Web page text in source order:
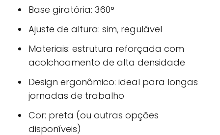
Base giratória: 360°
Ajuste de altura: sim, regulável
Materiais: estrutura reforçada com
acolchoamento de alta densidade
Design ergonômico: ideal para longas
jornadas de trabalho
Cor: preta (ou outras opções
disponíveis)